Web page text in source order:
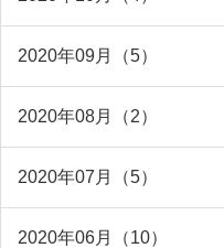
2020年09月（5）
2020年08月（2）
2020年07月（5）
2020年06月（10）